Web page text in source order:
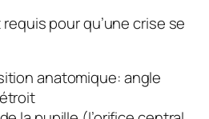
pour qu’une crise se
anatomique: angle